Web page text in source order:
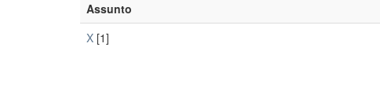
Assunto
X [1]